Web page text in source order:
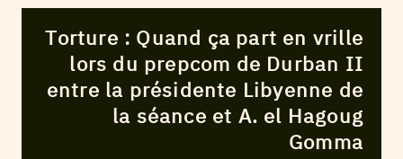
Torture : Quand ça part en vrille
lors du prepcom de Durban II
entre la présidente Libyenne de
la séance et A. el Hagoug
Gomma